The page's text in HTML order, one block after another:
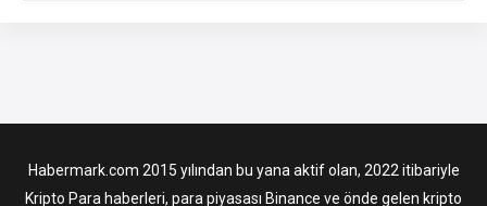
Habermark.com 2015 yılından bu yana aktif olan, 2022 itibariyle
Kripto Para haberleri, para piyasası Binance ve önde gelen kripto